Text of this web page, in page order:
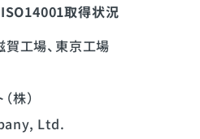
取得状況
賀工場、東京工場
株）
Ltd.